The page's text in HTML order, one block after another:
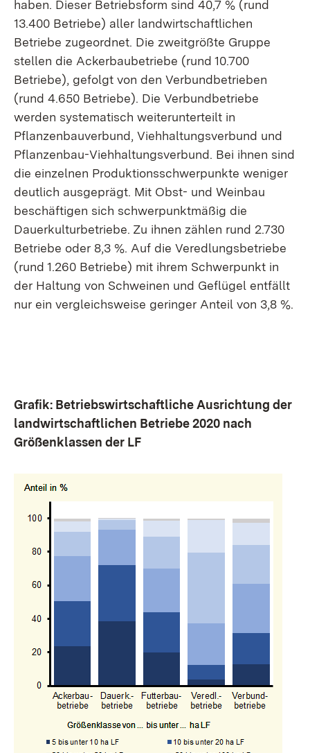
haben. Dieser Betriebsform sind 40,7 % (rund
13.400 Betriebe) aller landwirtschaftlichen
Betriebe zugeordnet. Die zweitgrößte Gruppe
stellen die Ackerbaubetriebe (rund 10.700
Betriebe), gefolgt von den Verbundbetrieben
(rund 4.650 Betriebe). Die Verbundbetriebe
werden systematisch weiterunterteilt in
Pflanzenbauverbund, Viehhaltungsverbund und
Pflanzenbau-Viehhaltungsverbund. Bei ihnen sind
die einzelnen Produktionsschwerpunkte weniger
deutlich ausgeprägt. Mit Obst- und Weinbau
beschäftigen sich schwerpunktmäßig die
Dauerkulturbetriebe. Zu ihnen zählen rund 2.730
Betriebe oder 8,3 %. Auf die Veredlungsbetriebe
(rund 1.260 Betriebe) mit ihrem Schwerpunkt in
der Haltung von Schweinen und Geflügel entfällt
nur ein vergleichsweise geringer Anteil von 3,8 %.
Grafik: Betriebswirtschaftliche Ausrichtung der
landwirtschaftlichen Betriebe 2020 nach
Größenklassen der LF